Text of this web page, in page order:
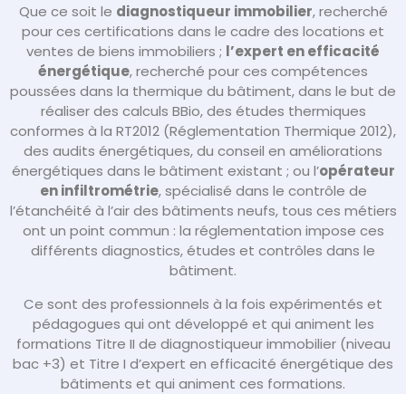
Que ce soit le diagnostiqueur immobilier, recherché
pour ces certifications dans le cadre des locations et
ventes de biens immobiliers ; l’expert en efficacité
énergétique, recherché pour ces compétences
poussées dans la thermique du bâtiment, dans le but de
réaliser des calculs BBio, des études thermiques
conformes à la RT2012 (Réglementation Thermique 2012),
des audits énergétiques, du conseil en améliorations
énergétiques dans le bâtiment existant ; ou l’opérateur
en infiltrométrie, spécialisé dans le contrôle de
l’étanchéité à l’air des bâtiments neufs, tous ces métiers
ont un point commun : la réglementation impose ces
différents diagnostics, études et contrôles dans le
bâtiment.
Ce sont des professionnels à la fois expérimentés et
pédagogues qui ont développé et qui animent les
formations Titre II de diagnostiqueur immobilier (niveau
bac +3) et Titre I d’expert en efficacité énergétique des
bâtiments et qui animent ces formations.